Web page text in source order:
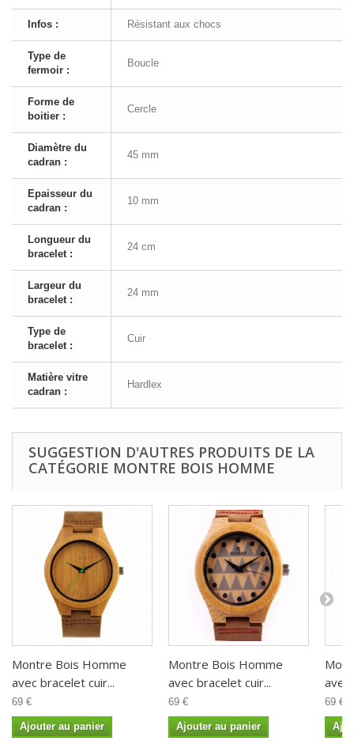
Infos : Résistant aux chocs
Type de
fermoir :
Boucle
Forme de
boitier :
Cercle
Diamètre du
cadran :
45 mm
Epaisseur du
cadran :
10 mm
Longueur du
bracelet :
24 cm
Largeur du
bracelet :
24 mm
Type de
bracelet :
Cuir
Matière vitre
cadran :
Hardlex
SUGGESTION D'AUTRES PRODUITS DE LA
CATÉGORIE MONTRE BOIS HOMME
Montre Bois Homme
avec bracelet cuir...
69 €
Ajouter au panier
Montre Bois Homme
avec bracelet cuir...
69 €
Ajouter au panier
avec
69 €